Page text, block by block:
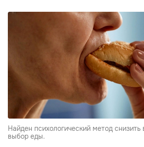
Найден психологический метод снизить
выбор еды.